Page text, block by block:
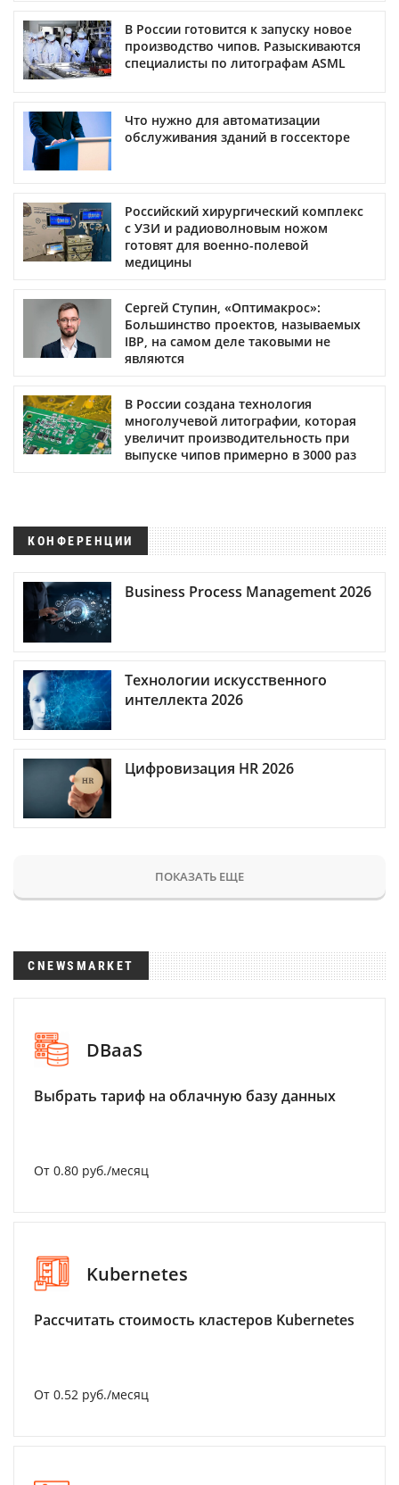
В России готовится к запуску новое
производство чипов. Разыскиваются
специалисты по литографам ASML
Что нужно для автоматизации
обслуживания зданий в госсекторе
Российский хирургический комплекс
с УЗИ и радиоволновым ножом
готовят для военно-полевой
медицины
Сергей Ступин, «Оптимакрос»:
Большинство проектов, называемых
IBP, на самом деле таковыми не
являются
В России создана технология
многолучевой литографии, которая
увеличит производительность при
выпуске чипов примерно в 3000 раз
КОНФЕРЕНЦИИ
Business Process Management 2026
Технологии искусственного
интеллекта 2026
Цифровизация HR 2026
ПОКАЗАТЬ ЕЩЕ
CNEWSMARKET
DBaaS
Выбрать тариф на облачную базу данных
От 0.80 руб./месяц
Kubernetes
Рассчитать стоимость кластеров Kubernetes
От 0.52 руб./месяц